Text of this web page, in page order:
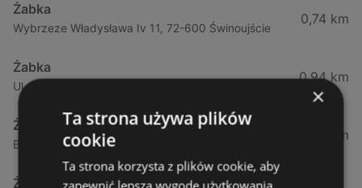
Żabka
Wybrzeze Władysława Iv 11, 72-600 Świnoujście
0,74 km
Żabka
Ul. Bohaterów Września 49, 72-600 Świnoujście
0,94 km
Żabka
Bohaterów Września 52, 72-600 Świnoujście
1,02 km
Żabka
×
Ta strona używa plików
cookie
Ta strona korzysta z plików cookie, aby